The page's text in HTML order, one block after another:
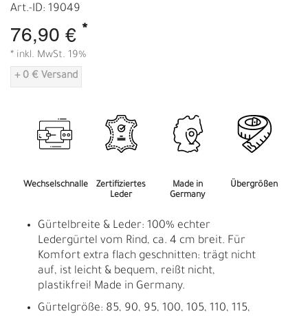
Art.-ID: 19049
76,90 € *
* inkl. MwSt. 19%
+ 0 € Versand
Wechselschnalle
Zertifiziertes
Leder
Made in
Germany
Übergrößen
Gürtelbreite & Leder: 100% echter
Ledergürtel vom Rind, ca. 4 cm breit. Für
Komfort extra flach geschnitten: trägt nicht
auf, ist leicht & bequem, reißt nicht,
plastikfrei! Made in Germany.
Gürtelgröße: 85, 90, 95, 100, 105, 110, 115,